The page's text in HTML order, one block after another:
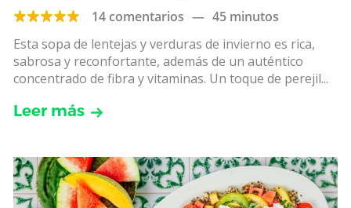
14 comentarios — 45 minutos
Esta sopa de lentejas y verduras de invierno es rica,
sabrosa y reconfortante, además de un auténtico
concentrado de fibra y vitaminas. Un toque de perejil...
Leer más